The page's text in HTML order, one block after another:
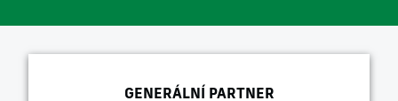
GENERÁLNÍ PARTNER